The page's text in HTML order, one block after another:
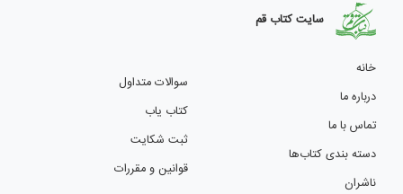
خانه
درباره ما
تماس با ما
دسته بندی کتاب‌ها
ناشران
سوالات متداول
کتاب یاب
ثبت شکایت
قوانین و مقررات
سایت کتاب قم